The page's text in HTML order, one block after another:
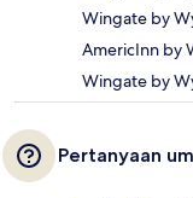
Wingate by
AmericInn by
Wingate by
Pertanyaan